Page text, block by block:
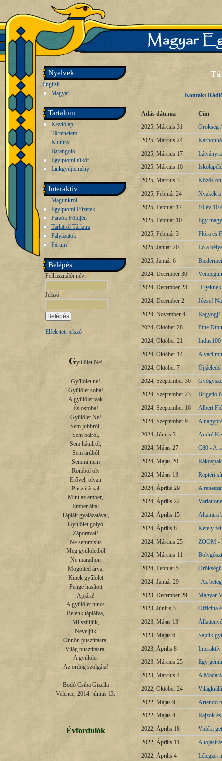
Nyelvek
English
Magyar
Tartalom
Kezdőlap
Történelem
Kultúra
Barangoló
Egyiptomi tükör
Linkgyűjtemény
Interaktív
Magunkról
Egyiptomi Füzetek
Fáraók Földjén
Tárlatról Tárlatra
Pályázatok
Fórum
Belépés
Felhasználói név: *
Jelszó: *
Elfelejtett jelszó
Gyűlölet Ne!
Gyűlölet ne!
Gyűlölet soha!
A gyűlölet vak
És ostoba!
Gyűlölet Ne!
Sem jobbról,
Sem balról,
Sem hátulról,
Sem árúból
Semmi nem
Rombol oly
Erővel, olyan
Pusztítással
Mint az ember,
Ember által
Táplált gyalázatával,
Gyűlölet golyó
Záporával!
Ne semmisíts
Meg gyűlöletből
Ne maradjon
Mögötted árva,
Kinek gyűlölet
Penge hasított
Apjára!
A gyűlölet nincs
Belénk táplálva,
Mi szüljük,
Neveljük
Önnön pusztításra,
Világ pusztításra,
A gyűlölet
Az ördög szolgája!
Bodó Csiba Gizella
Velence, 2014. június 13.
Évfordulók
Kontakt
Adás dátuma
Cím
2025, Március 31
Örökség
2025, Március 24
2025, Március 17
2025, Március 10
2025, Március 3
Közös
2025, Február 24
Nyakék a
2025, Február 17
10 év 10
2025, Február 10
Egy
2025, Február 3
Flóra és
2025, Január 20
Ló a
2025, Január 6
2024, December 30
2024, December 23
2024, December 2
József
2024, November 4
Ragyogj!
2024, Október 28
Fine
2024, Október 21
Indus100
2024, Október 14
A váci
2024, Október 7
Újjáéledő
2024, Szeptember 30
2024, Szeptember 23
Brigetio
2024, Szeptember 16
Albert
2024, Szeptember 9
A
2024, Június 3
André
2024, Május 27
C80 - A
2024, Május 20
2024, Május 13
Reptéri
2024, Április 29
A
2024, Április 22
2024, Április 15
Altamira
2024, Április 8
Kétely
2024, Március 25
ZOOM -
2024, Március 11
2024, Február 5
2024, Január 29
"Az
2023, December 29
Magyar
2023, Június 3
Officina
2023, Május 13
2023, Május 6
Sajdik
2023, Április 8
Interaktív
2023, Március 25
Egy
2023, Március 4
A
2022, Október 24
2022, Május 9
Artendo
2022, Május 4
Rajzok
2022, Április 18
Vidéki
2022, Április 11
A
2022, Április 4
Lélegzet